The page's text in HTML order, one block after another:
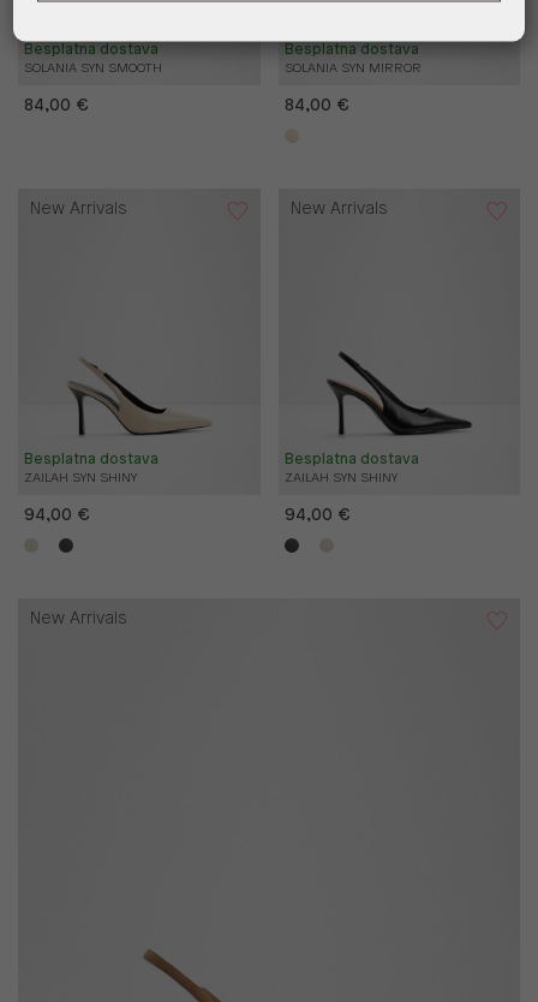
SOLANIA SYN SMOOTH
Besplatna dostava
84,00 €
SOLANIA SYN MIRROR
Besplatna dostava
84,00 €
ZAILAH SYN SHINY
Besplatna dostava
New Arrivals
94,00 €
ZAILAH SYN SHINY
Besplatna dostava
New Arrivals
94,00 €
New Arrivals